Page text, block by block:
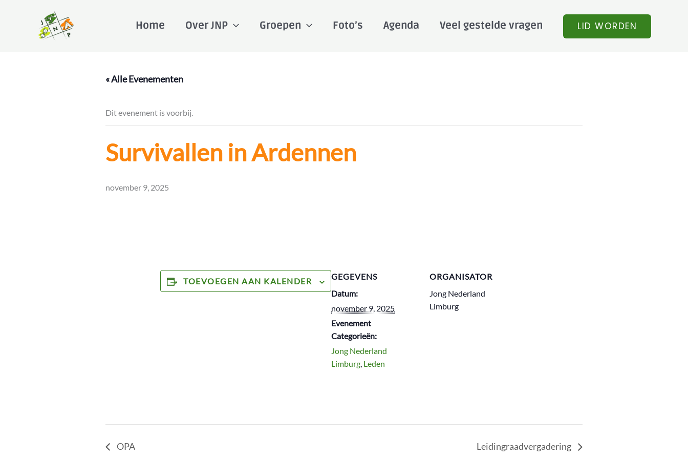
Home Over JNP Groepen Foto’s Agenda Veel gestelde vragen LID WORDEN
« Alle Evenementen
Dit evenement is voorbij.
Survivallen in Ardennen
november 9, 2025
TOEVOEGEN AAN KALENDER
GEGEVENS
Datum:
november 9, 2025
Evenement
Categorieën:
Jong Nederland
Limburg, Leden
ORGANISATOR
Jong Nederland
Limburg
OPA Leidingraadvergadering